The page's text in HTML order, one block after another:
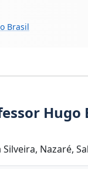
Brasil
Nazaré,